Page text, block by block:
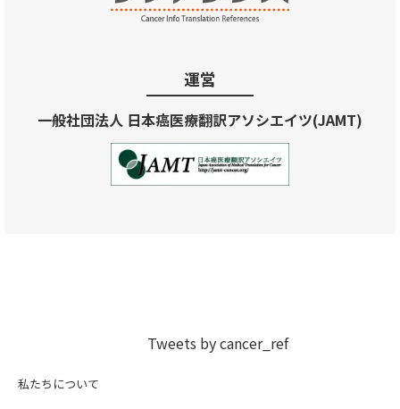
運営
一般社団法人 日本癌医療翻訳アソシエイツ(JAMT)
Tweets by cancer_ref
私たちについて